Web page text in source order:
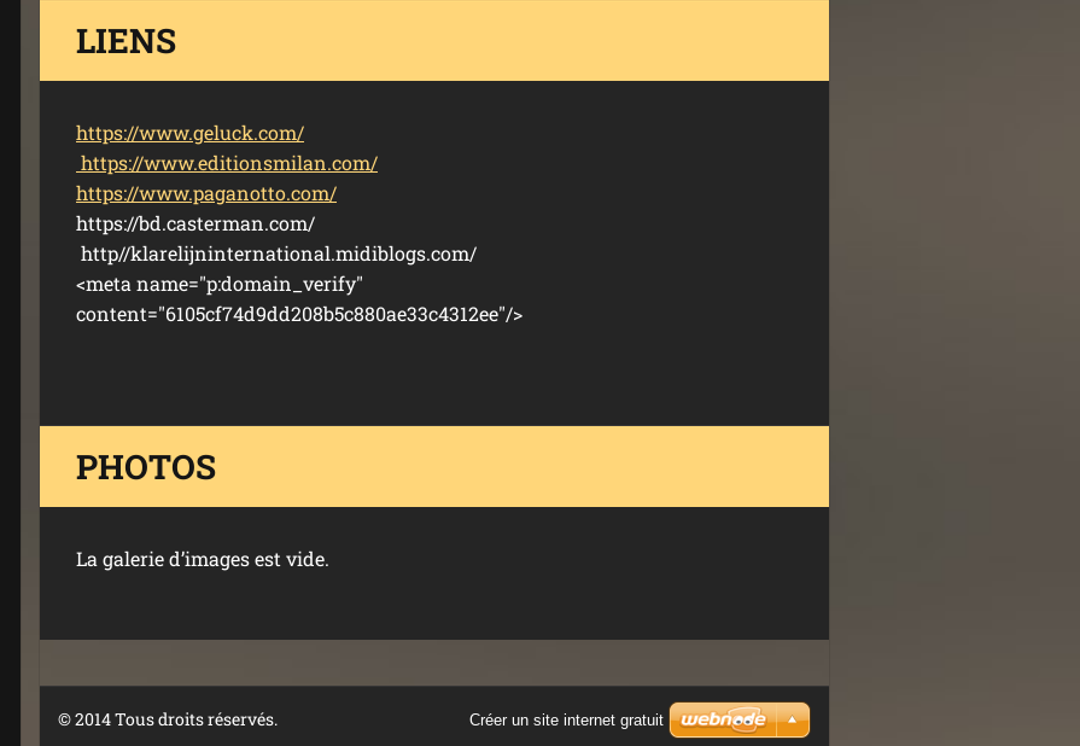
LIENS
https://www.geluck.com/
https://www.editionsmilan.com/
https://www.paganotto.com/
https://bd.casterman.com/
http//klarelijninternational.midiblogs.com/
<meta name="p:domain_verify"
content="6105cf74d9dd208b5c880ae33c4312ee"/>
PHOTOS
La galerie dʼimages est vide.
© 2014 Tous droits réservés. Créer un site internet gratuit